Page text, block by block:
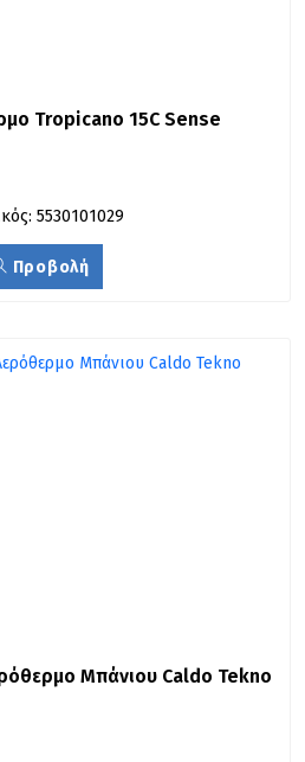
Tropicano 15C Sense
5530101029
Προβολή
Μπάνιου Caldo Tekno